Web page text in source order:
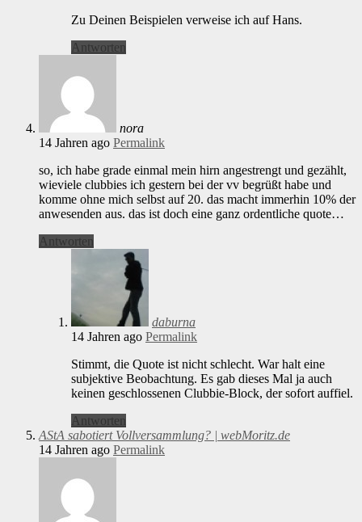
Zu Deinen Beispielen verweise ich auf Hans.
Antworten
nora
14 Jahren ago Permalink
so, ich habe grade einmal mein hirn angestrengt und gezählt,
wieviele clubbies ich gestern bei der vv begrüßt habe und
komme ohne mich selbst auf 20. das macht immerhin 10% der
anwesenden aus. das ist doch eine ganz ordentliche quote…
Antworten
daburna
14 Jahren ago Permalink
Stimmt, die Quote ist nicht schlecht. War halt eine
subjektive Beobachtung. Es gab dieses Mal ja auch
keinen geschlossenen Clubbie-Block, der sofort auffiel.
Antworten
AStA sabotiert Vollversammlung? | webMoritz.de
14 Jahren ago Permalink